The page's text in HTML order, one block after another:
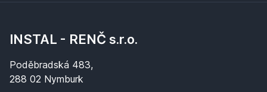
INSTAL - RENČ s.r.o.
Poděbradská 483,
288 02 Nymburk